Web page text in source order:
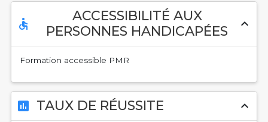
accessible
ACCESSIBILITÉ AUX
PERSONNES HANDICAPÉES
expand_less
Formation accessible PMR
assessment TAUX DE RÉUSSITE expand_less